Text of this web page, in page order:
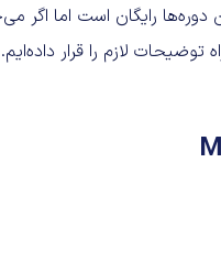
رایگان است اما اگر